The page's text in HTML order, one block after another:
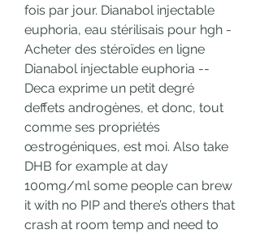
fois par jour. Dianabol injectable
euphoria, eau stérilisais pour hgh -
Acheter des stéroïdes en ligne
Dianabol injectable euphoria --
Deca exprime un petit degré
deffets androgènes, et donc, tout
comme ses propriétés
œstrogéniques, est moi. Also take
DHB for example at day
100mg/ml some people can brew
it with no PIP and there’s others that
crash at room temp and need to